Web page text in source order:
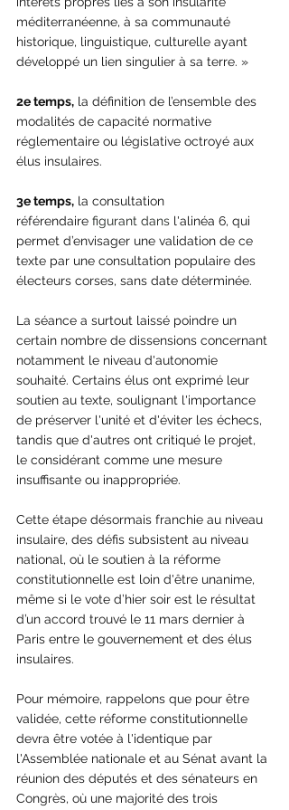
méditerranéenne, à sa communauté
historique, linguistique, culturelle ayant
développé un lien singulier à sa terre. »
2e temps, la définition de l’ensemble des
modalités de capacité normative
réglementaire ou législative octroyé aux
élus insulaires.
3e temps, la consultation
référendaire figurant dans l'alinéa 6, qui
permet d’envisager une validation de ce
texte par une consultation populaire des
électeurs corses, sans date déterminée.
La séance a surtout laissé poindre un
certain nombre de dissensions concernant
notamment le niveau d'autonomie
souhaité. Certains élus ont exprimé leur
soutien au texte, soulignant l'importance
de préserver l'unité et d'éviter les échecs,
tandis que d'autres ont critiqué le projet,
le considérant comme une mesure
insuffisante ou inappropriée.
Cette étape désormais franchie au niveau
insulaire, des défis subsistent au niveau
national, où le soutien à la réforme
constitutionnelle est loin d'être unanime,
même si le vote d’hier soir est le résultat
d’un accord trouvé le 11 mars dernier à
Paris entre le gouvernement et des élus
insulaires.
Pour mémoire, rappelons que pour être
validée, cette réforme constitutionnelle
devra être votée à l'identique par
l'Assemblée nationale et au Sénat avant la
réunion des députés et des sénateurs en
Congrès, où une majorité des trois